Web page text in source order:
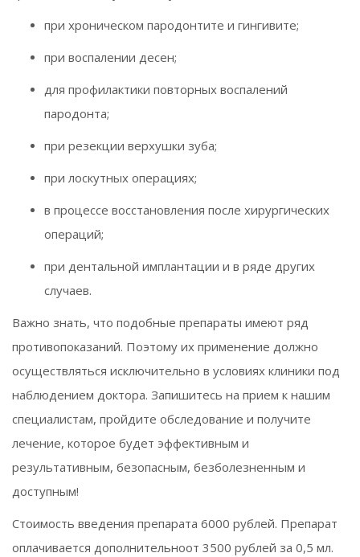
при хроническом пародонтите и гингивите;
при воспалении десен;
для профилактики повторных воспалений
пародонта;
при резекции верхушки зуба;
при лоскутных операциях;
в процессе восстановления после хирургических
операций;
при дентальной имплантации и в ряде других
случаев.
Важно знать, что подобные препараты имеют ряд
противопоказаний. Поэтому их применение должно
осуществляться исключительно в условиях клиники под
наблюдением доктора. Запишитесь на прием к нашим
специалистам, пройдите обследование и получите
лечение, которое будет эффективным и
результативным, безопасным, безболезненным и
доступным!
Стоимость введения препарата 6000 рублей. Препарат
оплачивается дополнительноот 3500 рублей за 0,5 мл.